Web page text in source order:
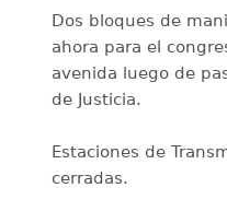
Dos bloques de
ahora para el
avenida luego de
de Justicia.
Estaciones de
cerradas.